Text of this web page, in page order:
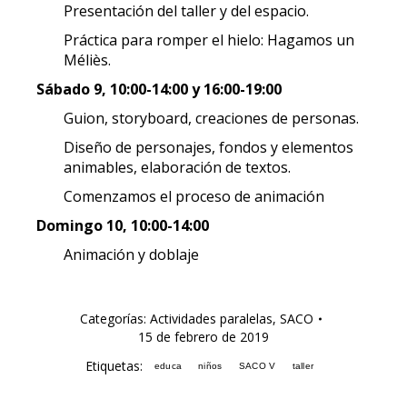
Presentación del taller y del espacio.
Práctica para romper el hielo: Hagamos un
Méliès.
Sábado 9, 10:00-14:00 y 16:00-19:00
Guion, storyboard, creaciones de personas.
Diseño de personajes, fondos y elementos
animables, elaboración de textos.
Comenzamos el proceso de animación
Domingo 10, 10:00-14:00
Animación y doblaje
Categorías: Actividades paralelas, SACO
15 de febrero de 2019
Etiquetas:
educa niños SACO V taller